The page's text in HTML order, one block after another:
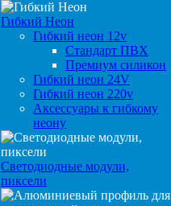
Гибкий Неон
Гибкий неон 12v
Стандарт ПВХ
Премиум силикон
Гибкий неон 24V
Гибкий неон 220v
Аксессуары к гибкому
неону
Светодиодные модули,
пиксели